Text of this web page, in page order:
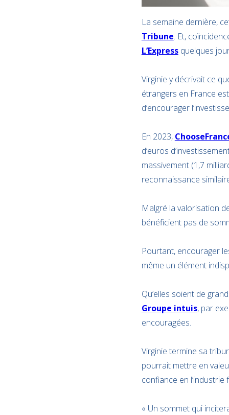
La semaine dernière,
Tribune. Et,
L’Expressquelques
Virginie y décrivait ce
étrangers en France
d’encourager
En 2023,
d’euros
massivement (1,7
reconnaissance
Malgré la valorisation
bénéficient pas de
Pourtant, encourager
même un élément
Qu’elles soient de
Groupe intuis, par
encouragées.
Virginie termine sa
pourrait mettre en
confiance en l’industrie
« Un sommet qui